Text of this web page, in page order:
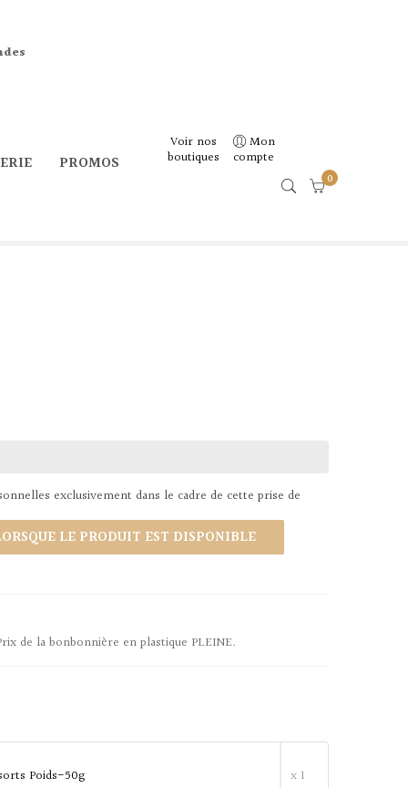
PROMOS
Voir nos
boutiques
Mon
compte
0
exclusivement dans le cadre de cette prise de
LE PRODUIT EST DISPONIBLE
de la bonbonnière en plastique PLEINE.
Poids-50g x 1